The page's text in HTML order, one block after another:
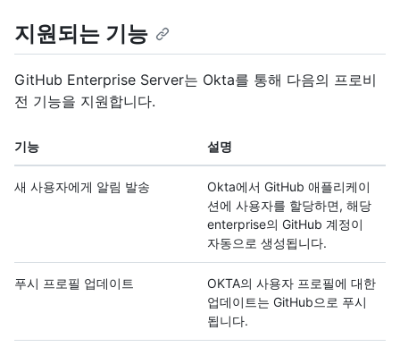
지원되는 기능
GitHub Enterprise Server는 Okta를 통해 다음의 프로비
전 기능을 지원합니다.
기능 설명
새 사용자에게 알림 발송
Okta에서 GitHub 애플리케이
션에 사용자를 할당하면, 해당
enterprise의 GitHub 계정이
자동으로 생성됩니다.
푸시 프로필 업데이트
OKTA의 사용자 프로필에 대한
업데이트는 GitHub으로 푸시
됩니다.